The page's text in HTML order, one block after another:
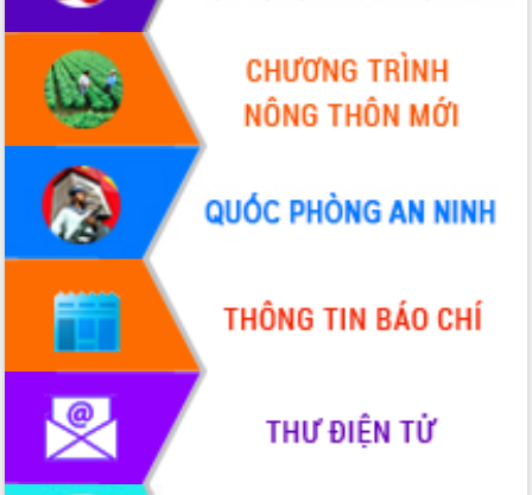
Chuyển đổi số 'mở đường' cho nông
nghiệp Đắk Lắk tăng trưởng bứt phá
Triển khai đồng bộ đo đạc, lập hồ sơ
địa chính, hoàn thiện cơ sở dữ liệu đất
Ứng dụng sinh trắc học - Bước tiến
trong hành trình chuyển đổi số tại Đắk
Lắk
Đắk Lắk nâng cao hiệu quả công tác
Đảng từ Sổ tay đảng viên điện tử
Đắk Lắk đẩy mạnh nuôi biển công
nghệ, hướng tới phát triển thủy sản
bền vững
Tập huấn nâng cao năng lực triển khai
chuyển đổi số cho cán bộ, công chức
cấp xã
Đắk Lắk phát động hưởng ứng Ngày
Quyền của người tiêu dùng Việt Nam
2026